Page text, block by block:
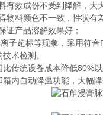
效成份不受到降解，大
物料颜色不一致，性状有
证产品溶解效果好；
子超标等现象，采用符合
术检测。
传统设备成本降低80%以
内自动降温功能，大幅